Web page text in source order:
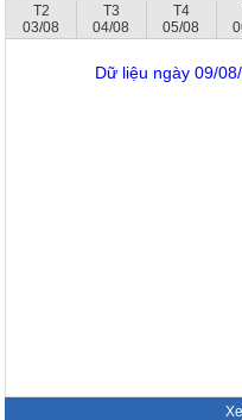
T2
03/08
T3
04/08
T4
05/08
Dữ liệu ngày 09/